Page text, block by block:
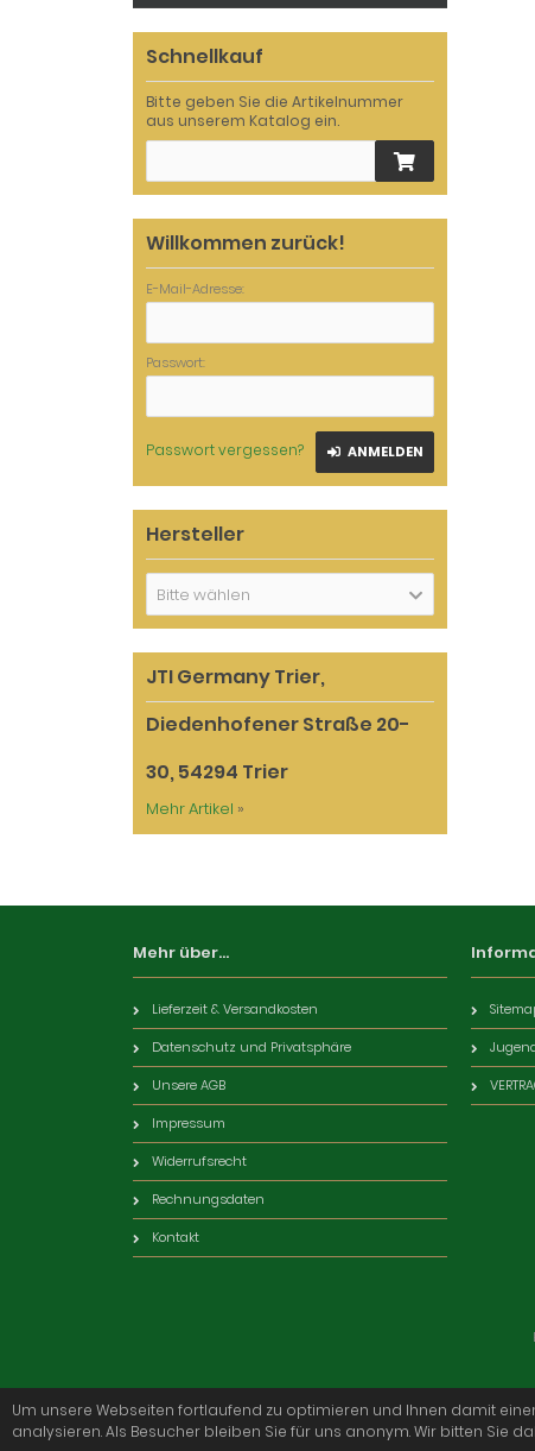
Schnellkauf
Bitte geben Sie die Artikelnummer
aus unserem Katalog ein.
Willkommen zurück!
E-Mail-Adresse:
Passwort:
Passwort vergessen? ANMELDEN
Hersteller
Bitte wählen
JTI Germany Trier,
Diedenhofener Straße 20-
30, 54294 Trier
Mehr Artikel »
Mehr über...
Lieferzeit & Versandkosten
Datenschutz und Privatsphäre
Unsere AGB
Impressum
Widerrufsrecht
Rechnungsdaten
Kontakt
Um unsere Webseiten fortlaufend zu optimieren und Ihnen damit
analysieren. Als Besucher bleiben Sie für uns anonym. Wir bitten Sie